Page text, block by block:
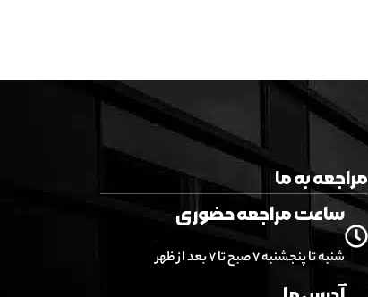
مراجعه به ما
ساعت مراجعه حضوری
شنبه تا پنجشنبه ۷ صبح تا ۷ بعد از ظهر